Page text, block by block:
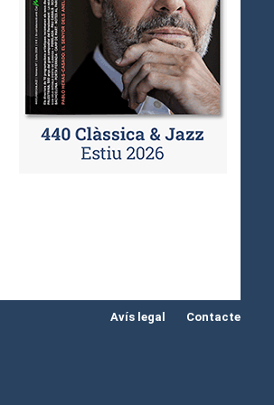
Avís legal Contacte